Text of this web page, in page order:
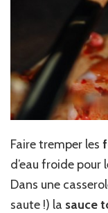
Faire tremper les
d’eau froide pour
Dans une
saute !) la sauce